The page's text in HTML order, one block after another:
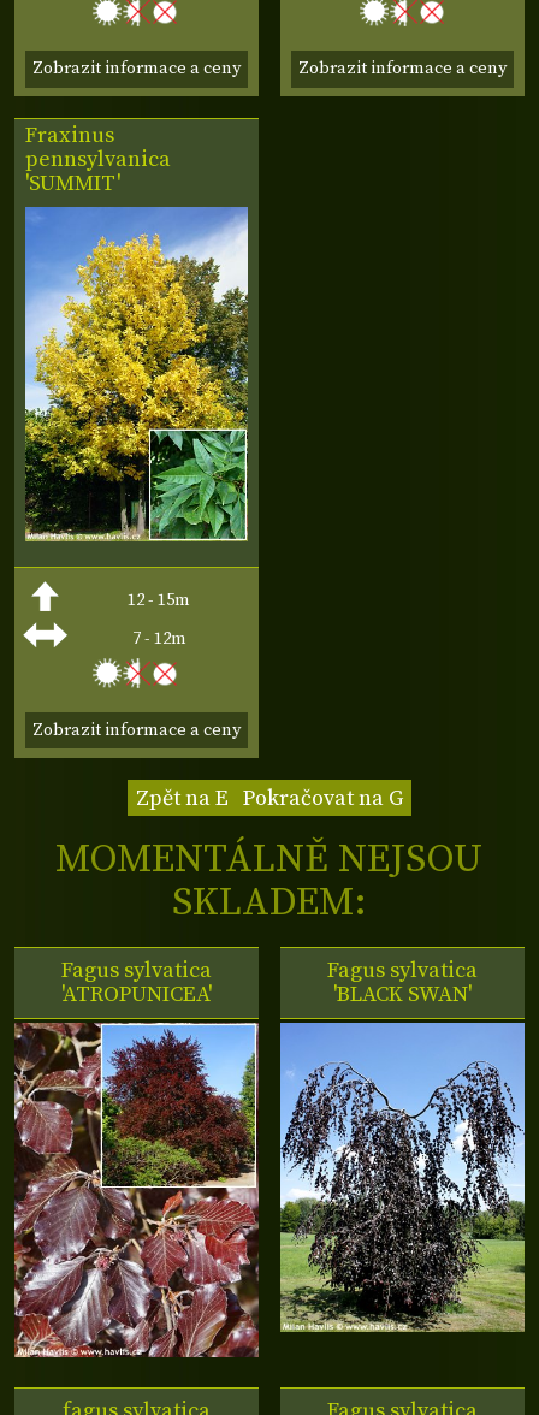
Zobrazit informace a ceny Zobrazit informace a ceny
Fraxinus
pennsylvanica
'SUMMIT'
12 - 15m
7 - 12m
Zobrazit informace a ceny
Zpět na E Pokračovat na G
MOMENTÁLNĚ NEJSOU
SKLADEM:
Fagus sylvatica
'ATROPUNICEA'
Fagus sylvatica
'BLACK SWAN'